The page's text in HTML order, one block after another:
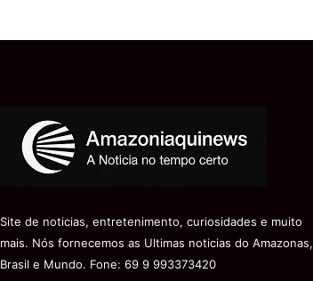
Site de noticias, entretenimento, curiosidades e muito
mais. Nós fornecemos as Ultimas noticias do Amazonas,
Brasil e Mundo. Fone: 69 9 993373420